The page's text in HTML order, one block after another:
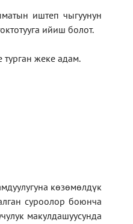
иштеп чыгуунун
ийиш болот.
турган жеке адам.
көзөмөлдүк
суроолор боюнча
макулдашуусунда